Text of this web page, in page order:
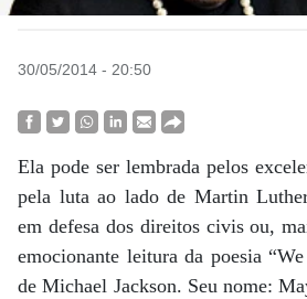
30/05/2014 - 20:50
Ela pode ser lembrada pelos
pela luta ao lado de Martin
em defesa dos direitos civis ou,
emocionante leitura da poesia
de Michael Jackson. Seu nome: